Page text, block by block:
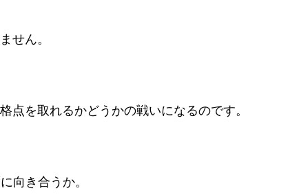
せん。
点を取れるかどうかの戦いになるのです。
向き合うか。